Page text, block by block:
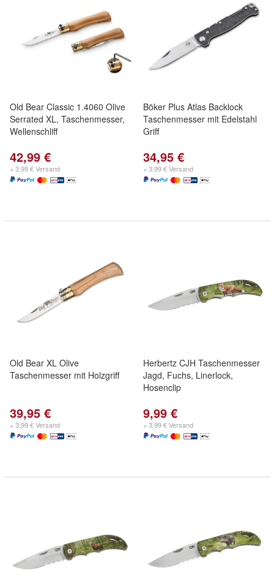
Old Bear Classic 1.4060 Olive
Serrated XL, Taschenmesser,
Wellenschliff
42,99 €
+ 3,99 € Versand
Böker Plus Atlas Backlock
Taschenmesser mit Edelstahl
Griff
34,95 €
+ 3,99 € Versand
Old Bear XL Olive
Taschenmesser mit Holzgriff
39,95 €
+ 3,99 € Versand
Herbertz CJH Taschenmesser
Jagd, Fuchs, Linerlock,
Hosenclip
9,99 €
+ 3,99 € Versand